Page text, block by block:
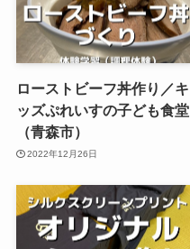
ローストビーフ丼作り／キ
ッズぷれいすの子ども食堂
（青森市）
2022年12月26日